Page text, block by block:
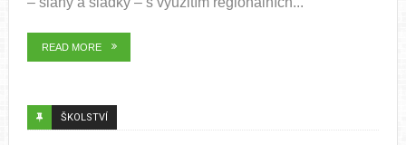
READ MORE
ŠKOLSTVÍ